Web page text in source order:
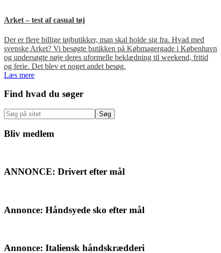
Arket – test af casual tøj
Der er flere billige tøjbutikker, man skal holde sig fra. Hvad med
svenske Arket? Vi besøgte butikken på Købmagergade i København
og undersøgte nøje deres uformelle beklædning til weekend, fritid
og ferie. Det blev et noget andet besøg.
Læs mere
Primær
Sidebar
Find hvad du søger
Søg
på
sitet
Bliv medlem
ANNONCE: Drivert efter mål
Annonce: Håndsyede sko efter mål
Annonce: Italiensk håndskrædderi